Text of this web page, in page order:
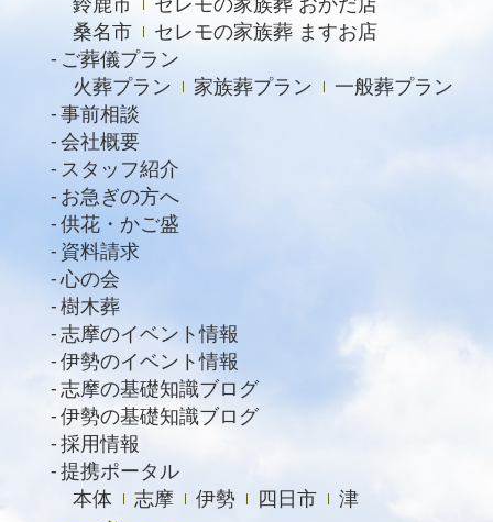
桑名市
セレモの家族葬 ますお店
ご葬儀プラン
火葬プラン
家族葬プラン
一般葬プラン
事前相談
会社概要
スタッフ紹介
お急ぎの方へ
供花・かご盛
資料請求
心の会
樹木葬
志摩のイベント情報
伊勢のイベント情報
志摩の基礎知識ブログ
伊勢の基礎知識ブログ
採用情報
提携ポータル
本体
志摩 伊勢 四日市 津